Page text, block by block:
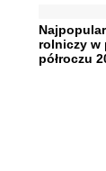
rolniczy w
półroczu